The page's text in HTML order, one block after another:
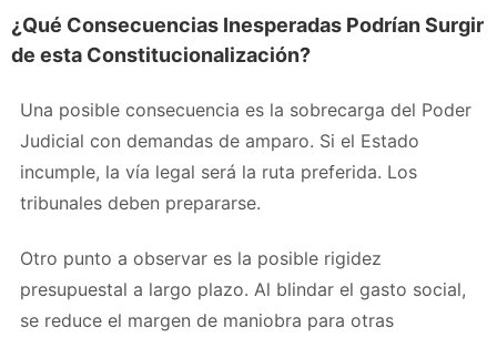
¿Qué Consecuencias Inesperadas Podrían Surgir
de esta Constitucionalización?
Una posible consecuencia es la sobrecarga del Poder
Judicial con demandas de amparo. Si el Estado
incumple, la vía legal será la ruta preferida. Los
tribunales deben prepararse.
Otro punto a observar es la posible rigidez
presupuestal a largo plazo. Al blindar el gasto social,
se reduce el margen de maniobra para otras